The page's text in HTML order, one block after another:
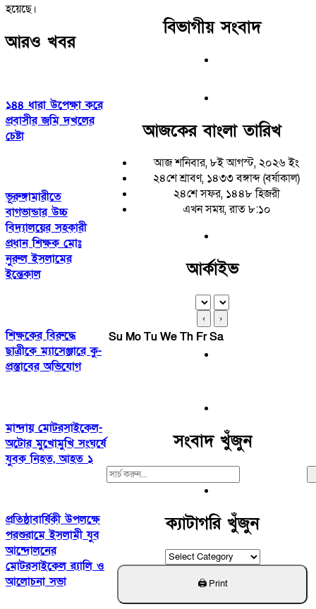
হয়েছে।
আরও খবর
১৪৪ ধারা উপেক্ষা করে
প্রবাসীর জমি দখলের
চেষ্টা
ভূরুঙ্গামারীতে
বাগভান্ডার উচ্চ
বিদ্যালয়ের সহকারী
প্রধান শিক্ষক মোঃ
নুরুল ইসলামের
ইন্তেকাল
শিক্ষকের বিরুদ্ধে
ছাত্রীকে ম্যাসেঞ্জারে কু-
প্রস্তাবের অভিযোগ
মান্দায় মোটরসাইকেল-
অটোর মুখোমুখি সংঘর্ষে
যুবক নিহত, আহত ১
প্রতিষ্ঠাবার্ষিকী উপলক্ষে
পরশুরামে ইসলামী যুব
আন্দোলনের
মোটরসাইকেল র‌্যালি ও
আলোচনা সভা
বিভাগীয় সংবাদ
আজকের বাংলা তারিখ
আজ শনিবার, ৮ই আগস্ট, ২০২৬ ইং
২৪শে শ্রাবণ, ১৪৩৩ বঙ্গাব্দ (বর্ষাকাল)
২৪শে সফর, ১৪৪৮ হিজরী
এখন সময়, রাত ৮:১০
আর্কাইভ
‹ ›
Su MoTu WeTh FrSa
সংবাদ খুঁজুন
Search
ক্যাটাগরি খুঁজুন
ক্যাটাগরি
খুঁজুন